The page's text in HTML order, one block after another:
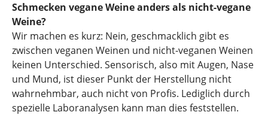
Schmecken vegane Weine anders als nicht-vegane
Weine?
Wir machen es kurz: Nein, geschmacklich gibt es
zwischen veganen Weinen und nicht-veganen Weinen
keinen Unterschied. Sensorisch, also mit Augen, Nase
und Mund, ist dieser Punkt der Herstellung nicht
wahrnehmbar, auch nicht von Profis. Lediglich durch
spezielle Laboranalysen kann man dies feststellen.